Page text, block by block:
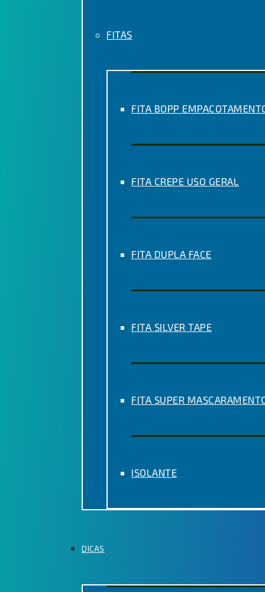
FITAS
FITA BOPP
FITA CREPE USO GERAL
FITA DUPLA FACE
FITA SILVER TAPE
FITA SUPER
ISOLANTE
DICAS